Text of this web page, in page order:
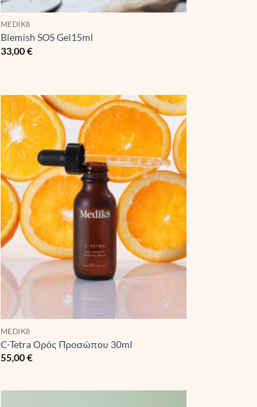
MEDIK8
Blemish SOS Gel15ml
33,00€
MEDIK8
C-Tetra Ορός Προσώπου 30ml
55,00€